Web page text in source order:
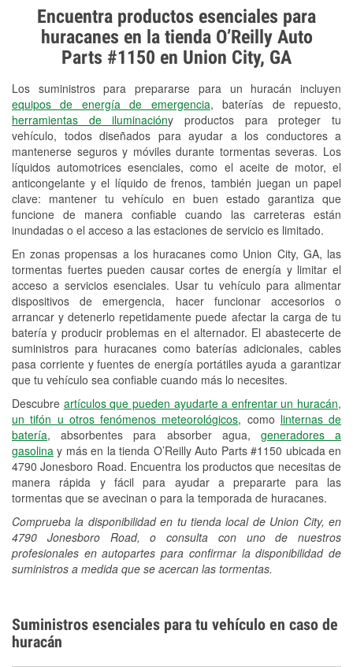
Encuentra productos esenciales para
huracanes en la tienda O’Reilly Auto
Parts #1150 en Union City, GA
Los suministros para prepararse para un huracán incluyen
equipos de energía de emergencia, baterías de repuesto,
herramientas de iluminacióny productos para proteger tu
vehículo, todos diseñados para ayudar a los conductores a
mantenerse seguros y móviles durante tormentas severas. Los
líquidos automotrices esenciales, como el aceite de motor, el
anticongelante y el líquido de frenos, también juegan un papel
clave: mantener tu vehículo en buen estado garantiza que
funcione de manera confiable cuando las carreteras están
inundadas o el acceso a las estaciones de servicio es limitado.
En zonas propensas a los huracanes como Union City, GA, las
tormentas fuertes pueden causar cortes de energía y limitar el
acceso a servicios esenciales. Usar tu vehículo para alimentar
dispositivos de emergencia, hacer funcionar accesorios o
arrancar y detenerlo repetidamente puede afectar la carga de tu
batería y producir problemas en el alternador. El abastecerte de
suministros para huracanes como baterías adicionales, cables
pasa corriente y fuentes de energía portátiles ayuda a garantizar
que tu vehículo sea confiable cuando más lo necesites.
Descubre artículos que pueden ayudarte a enfrentar un huracán,
un tifón u otros fenómenos meteorológicos, como linternas de
batería, absorbentes para absorber agua, generadores a
gasolina y más en la tienda O’Reilly Auto Parts #1150 ubicada en
4790 Jonesboro Road. Encuentra los productos que necesitas de
manera rápida y fácil para ayudar a prepararte para las
tormentas que se avecinan o para la temporada de huracanes.
Comprueba la disponibilidad en tu tienda local de Union City, en
4790 Jonesboro Road, o consulta con uno de nuestros
profesionales en autopartes para confirmar la disponibilidad de
suministros a medida que se acercan las tormentas.
Prueba de alternadores y
arrancadores
Revisión de la luz "Check Engine"
Reciclaje de baterías y aceite
Instalación de bombillas de faros
Instalación de limpiaparabrisas
Programa de Préstamo de
Herramientas
Rectificación de tambores y discos de
freno
Hurricane Supplies
Conoce más
Suministros esenciales para tu vehículo en caso de
huracán